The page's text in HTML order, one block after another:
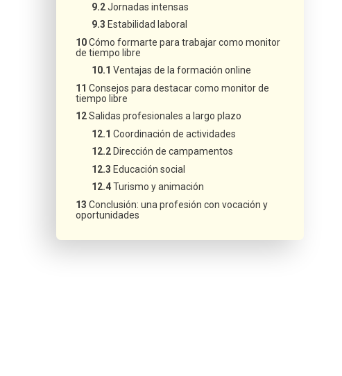
Jornadas intensas
Estabilidad laboral
Cómo formarte para trabajar como monitor
de tiempo libre
Ventajas de la formación online
Consejos para destacar como monitor de
tiempo libre
Salidas profesionales a largo plazo
Coordinación de actividades
Dirección de campamentos
Educación social
Turismo y animación
Conclusión: una profesión con vocación y
oportunidades